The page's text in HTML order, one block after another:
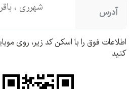
آدرس شهرری ،
اطلاعات فوق را با اسکن کد زیر، روی
کنید